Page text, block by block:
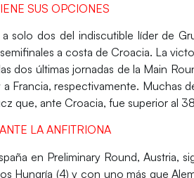
SUS OPCIONES
solo dos del indiscutible líder de
a costa deCroacia. La
dos últimas jornadas de la Main
a Francia, respectivamente. Muchas
que, ante Croacia, fue superior al
LA ANFITRIONA
en Preliminary Round, Austria,
Hungría (4) y con uno más que